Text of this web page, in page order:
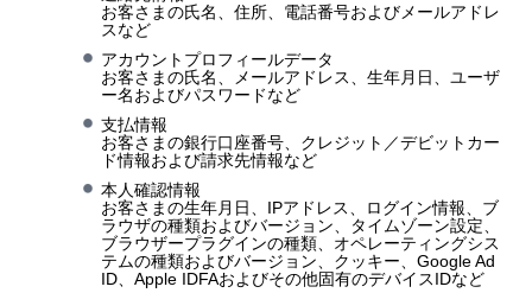
お客さまの氏名、住所、電話番号およびメールアドレ
スなど
アカウントプロフィールデータ
お客さまの氏名、メールアドレス、生年月日、ユーザ
ー名およびパスワードなど
支払情報
お客さまの銀行口座番号、クレジット／デビットカー
ド情報および請求先情報など
本人確認情報
お客さまの生年月日、IPアドレス、ログイン情報、ブ
ラウザの種類およびバージョン、タイムゾーン設定、
ブラウザープラグインの種類、オペレーティングシス
テムの種類およびバージョン、クッキー、Google Ad
ID、Apple IDFAおよびその他固有のデバイスIDなど